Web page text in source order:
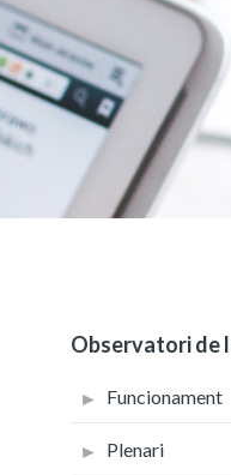
Observatori de
Funcionament
Plenari